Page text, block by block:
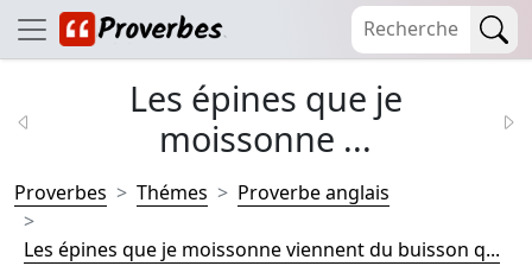
Les épines que je
moissonne ...
Proverbes Thémes Proverbe anglais
Les épines que je moissonne viennent du buisson q...